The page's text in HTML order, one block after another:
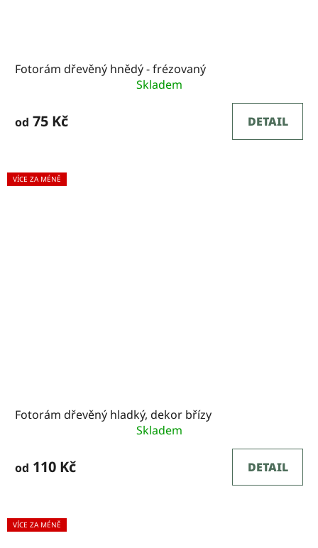
Fotorám dřevěný hnědý - frézovaný
Skladem
od 75 Kč DETAIL
VÍCE ZA MÉNĚ
Fotorám dřevěný hladký, dekor břízy
Skladem
od 110 Kč DETAIL
VÍCE ZA MÉNĚ